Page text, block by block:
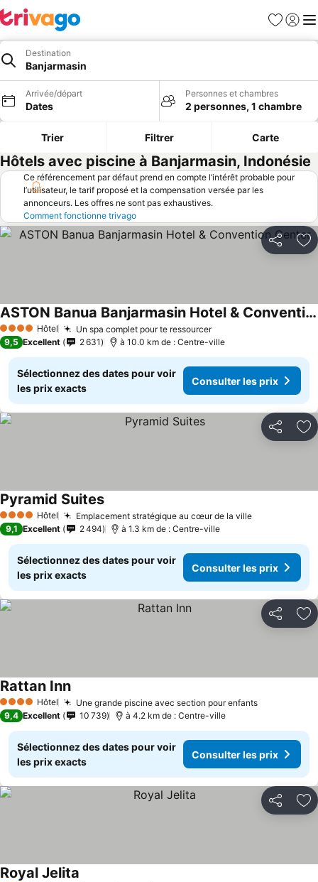
Favoris
Se
Destination
Banjarmasin
Arrivée/départ
Dates
Personnes et chambres
2 personnes, 1 chambre
Trier Filtrer Carte
Hôtels avec piscine à Banjarmasin, Indonésie
Ce référencement par défaut prend en compte l’intérêt probable pour
l’utilisateur, le tarif proposé et la compensation versée par les
annonceurs. Les offres ne sont pas exhaustives.
Comment fonctionne trivago
Partager
4 Étoiles Hôtel Un spa complet pour te ressourcerConsulter les prix
ASTON Banua Banjarmasin Hotel & Convention Center
Consulter les prix
9,5 Excellent 2 631 à 10.0 km de : Centre-ville
Sélectionnez des dates pour voir
les prix exacts
Consulter les prix
Partager
4 Étoiles Hôtel Emplacement stratégique au cœur de la villeConsulter
Pyramid SuitesConsulter les prix
9,1 Excellent 2 494 à 1.3 km de : Centre-ville
Sélectionnez des dates pour voir
les prix exacts
Consulter les prix
Partager
4 Étoiles Hôtel Une grande piscine avec section pour enfantsConsulter
Rattan InnConsulter les prix
9,4 Excellent 10 739 à 4.2 km de : Centre-ville
Sélectionnez des dates pour voir
les prix exacts
Consulter les prix
Partager
Royal Jelita